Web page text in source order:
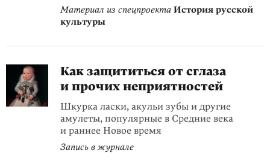
Материал из спецпроекта История русской
культуры
Как защититься от сглаза
и прочих неприятностей
Шкурка ласки, акульи зубы и другие
амулеты, популярные в Средние века
и раннее Новое время
Запись в журнале